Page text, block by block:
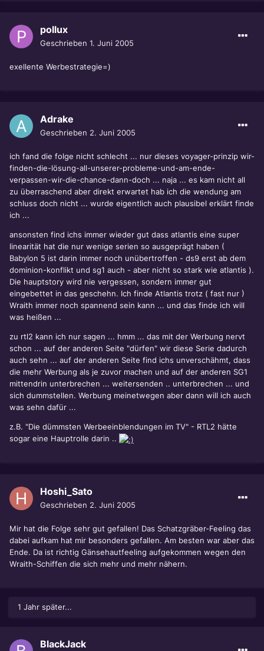
pollux
Geschrieben 1. Juni 2005
exellente Werbestrategie=)
Adrake
Geschrieben 2. Juni 2005
ich fand die folge nicht schlecht ... nur dieses voyager-prinzip wir-
finden-die-lösung-all-unserer-probleme-und-am-ende-
verpassen-wir-die-chance-dann-doch ... naja ... es kam nicht all
zu überraschend aber direkt erwartet hab ich die wendung am
schluss doch nicht ... wurde eigentlich auch plausibel erklärt finde
ich ...
ansonsten find ichs immer wieder gut dass atlantis eine super
linearität hat die nur wenige serien so ausgeprägt haben (
Babylon 5 ist darin immer noch unübertroffen - ds9 erst ab dem
dominion-konflikt und sg1 auch - aber nicht so stark wie atlantis ).
Die hauptstory wird nie vergessen, sondern immer gut
eingebettet in das geschehn. Ich finde Atlantis trotz ( fast nur )
Wraith immer noch spannend sein kann ... und das finde ich will
was heißen ...
zu rtl2 kann ich nur sagen ... hmm ... das mit der Werbung nervt
schon ... auf der anderen Seite "dürfen" wir diese Serie dadurch
auch sehn ... auf der anderen Seite find ichs unverschähmt, dass
die mehr Werbung als je zuvor machen und auf der anderen SG1
mittendrin unterbrechen ... weitersenden .. unterbrechen ... und
sich dummstellen. Werbung meinetwegen aber dann will ich auch
was sehn dafür ...
z.B. "Die dümmsten Werbeeinblendungen im TV" - RTL2 hätte
sogar eine Hauptrolle darin ..
Hoshi_Sato
Geschrieben 2. Juni 2005
Mir hat die Folge sehr gut gefallen! Das Schatzgräber-Feeling das
dabei aufkam hat mir besonders gefallen. Am besten war aber das
Ende. Da ist richtig Gänsehautfeeling aufgekommen wegen den
Wraith-Schiffen die sich mehr und mehr nähern.
1 Jahr später...
BlackJack